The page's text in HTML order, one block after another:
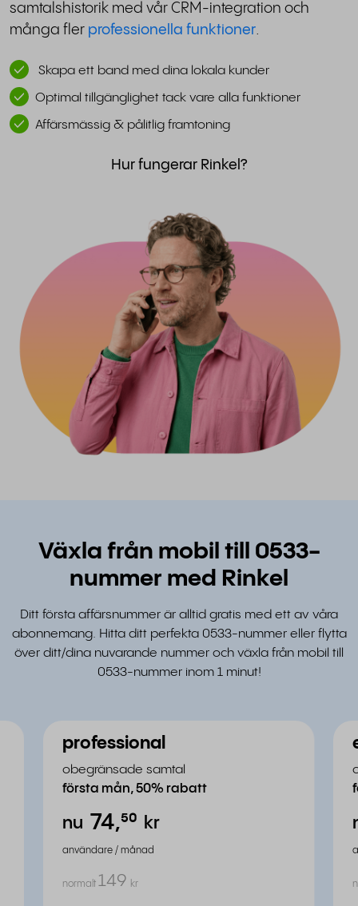
samtalshistorik med vår CRM-integration och
många fler professionella funktioner.
Skapa ett band med dina lokala kunder
Optimal tillgänglighet tack vare alla funktioner
Affärsmässig & pålitlig framtoning
Hur fungerar Rinkel?
Växla från mobil till 0533-
nummer med Rinkel
Ditt första affärsnummer är alltid gratis med ett av våra
abonnemang. Hitta ditt perfekta 0533-nummer eller flytta
över ditt/dina nuvarande nummer och växla från mobil till
0533-nummer inom 1 minut!
professional
obegränsade samtal
första mån, 50% rabatt
nu kr
74,⁵⁰
användare / månad
normalt kr
149